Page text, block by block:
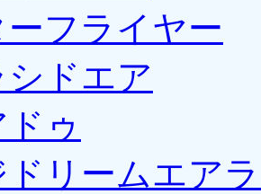
ーフライヤー
シドエア
ゥ
ドリームエア